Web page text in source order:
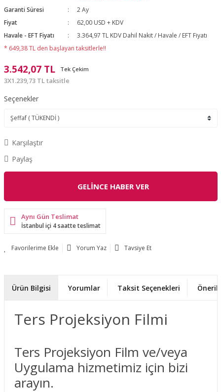
Garanti Süresi
2 Ay
Fiyat
62,00 USD + KDV
Havale - EFT Fiyatı
3.364,97 TL KDV Dahil Nakit / Havale / EFT Fiyatı
* 649,38 TL den başlayan taksitlerle!!
3.542,07 TL Tek Çekim
3X1.239,73 TL taksitle
Seçenekler
Karşılaştır
Paylaş
GELİNCE HABER VER
Aynı Gün Teslimat
İstanbul içi 4 saatte teslimat
Yorum Yaz Tavsiye Et
Ürün Bilgisi Yorumlar Taksit Seçenekleri
Ters Projeksiyon Filmi
Ters Projeksiyon Film ve/veya
Uygulama hizmetimiz için bizi
arayın.